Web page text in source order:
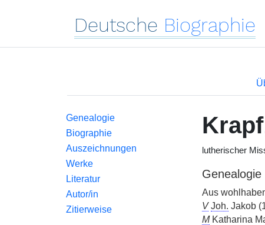
Deutsche Biographie
Genealogie
Biographie
Auszeichnungen
Werke
Literatur
Autor/in
Zitierweise
Krapf
lutherischer
Genealogie
Aus
V Joh. Jakob
MKatharina